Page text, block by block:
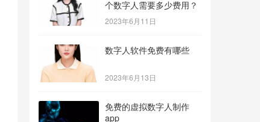
个数字人需要多少费用？
2023年6月11日
数字人软件免费有哪些
2023年6月13日
免费的虚拟数字人制作
app